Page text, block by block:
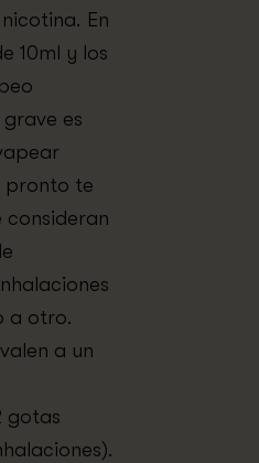
En
10ml y los
es
pronto te
consideran
a otro.
a un
gotas